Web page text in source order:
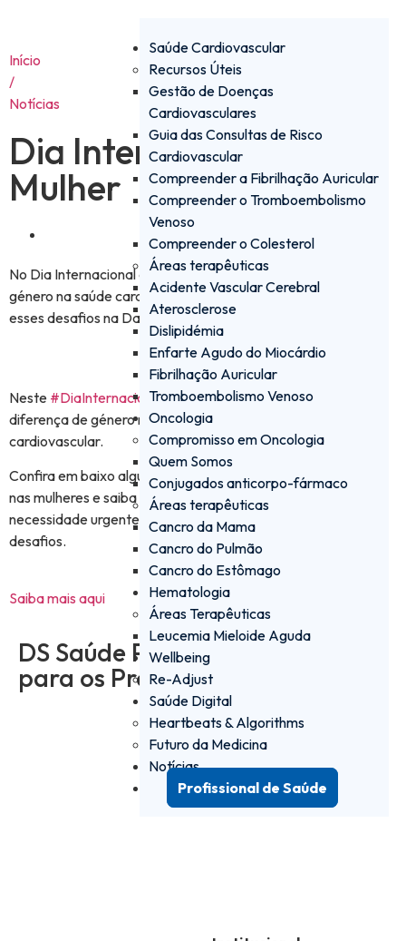
Saúde Cardiovascular
Recursos Úteis
Gestão de Doenças
Cardiovasculares
Guia das Consultas de Risco
Cardiovascular
Compreender a Fibrilhação Auricular
Compreender o Tromboembolismo
Venoso
Compreender o Colesterol
Áreas terapêuticas
Acidente Vascular Cerebral
Aterosclerose
Dislipidémia
Enfarte Agudo do Miocárdio
Fibrilhação Auricular
Tromboembolismo Venoso
Oncologia
Compromisso em Oncologia
Quem Somos
Conjugados anticorpo-fármaco
Áreas terapêuticas
Cancro da Mama
Cancro do Pulmão
Cancro do Estômago
Hematologia
Áreas Terapêuticas
Leucemia Mieloide Aguda
Wellbeing
Re-Adjust
Saúde Digital
Heartbeats & Algorithms
Futuro da Medicina
Notícias
Profissional de Saúde
Início
/
Notícias
Dia Internacional da
Mulher
Março 8, 2024
No Dia Internacional da Mulher, destacamos a diferença de
género na saúde cardiovascular e a urgência de enfrentar
esses desafios na Daiichi Sankyo.
Neste #DiaInternacionaldaMulherqueremos centrar-nos na
diferença de género no diagnóstico e tratamento na saúde
cardiovascular.
Confira em baixo alguns factos sobre o risco cardiovascular
nas mulheres e saiba que na
#DaiichiSankyo
necessidade urgente de chamar a atenção para estes
desafios.
Saiba mais aqui
DS Saúde PRO - a plataforma
para os Profissionais de Saúde
Iniciar sessão
Criar conta